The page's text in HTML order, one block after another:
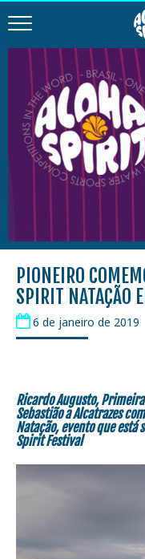
PIONEIRO
SPIRIT NATAÇÃO
6 de janeiro de 2019
Ricardo Augusto,
Sebastião a Alcatrazes
Natação, evento que está
Spirit Festival